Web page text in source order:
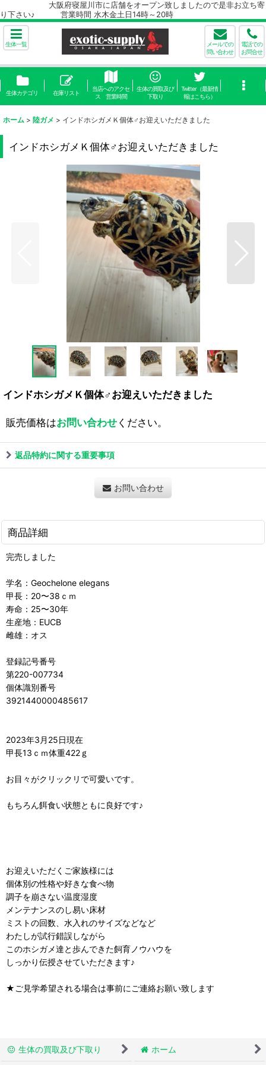
大阪府寝屋川市に店舗をオープン致しましたので是非お立ち寄
り下さい♪ 営業時間 水木金土日14時～20時
生体一覧
メールでの
問い合わせ
電話での
お問合せ
生体カテゴリ 在庫リスト
当店へのアクセ
ス 営業時間
生体の買取及び
下取り
Twitter（最新情
報はこちら）
ホーム > 陸ガメ > インドホシガメＫ個体♂お迎えいただきました
インドホシガメＫ個体♂お迎えいただきました
インドホシガメＫ個体♂お迎えいただきました
販売価格はお問い合わせください。
返品特約に関する重要事項
お問い合わせ
商品詳細
完売しました
学名：Geochelone elegans
甲長：20〜38ｃｍ
寿命：25〜30年
生産地：EUCB
雌雄：オス
登録記号番号
第220-007734
個体識別番号
3921440000485617
2023年3月25日現在
甲長13ｃｍ体重422ｇ
お目々がクリックリで可愛いです。
もちろん餌食い状態ともに良好です♪
お迎えいただくご家族様には
個体別の性格や好きな食べ物
調子を崩さない温度湿度
メンテナンスのし易い床材
ミストの回数、水入れのサイズなどなど
わたしが試行錯誤しながら
このホシガメ達と歩んできた飼育ノウハウを
しっかり伝授させていただきます♪
★ご見学希望される場合は事前にご連絡お願い致します
生体の買取及び下取り ホーム